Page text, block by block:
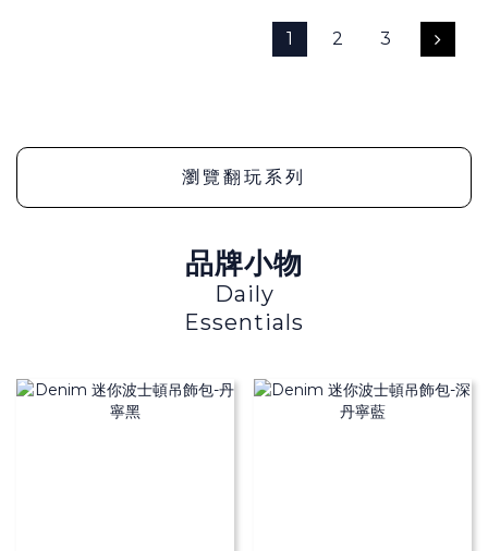
1 2 3
瀏覽翻玩系列
品牌小物
Daily
Essentials